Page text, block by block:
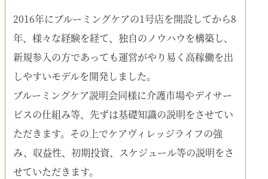
2016年にブルーミングケアの1号店を開設してから8
年、様々な経験を経て、独自のノウハウを構築し、
新規参入の方であっても運営がやり易く高稼働を出
しやすいモデルを開発しました。
ブルーミングケア説明会同様に介護市場やデイサー
ビスの仕組み等、先ずは基礎知識の説明をさせてい
ただきます。その上でケアヴィレッジライフの強
み、収益性、初期投資、スケジュール等の説明をさ
せていただきます。